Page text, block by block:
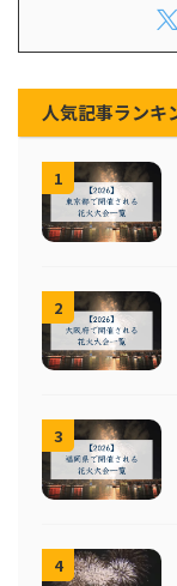
人気記事ランキ
1
2
3
4